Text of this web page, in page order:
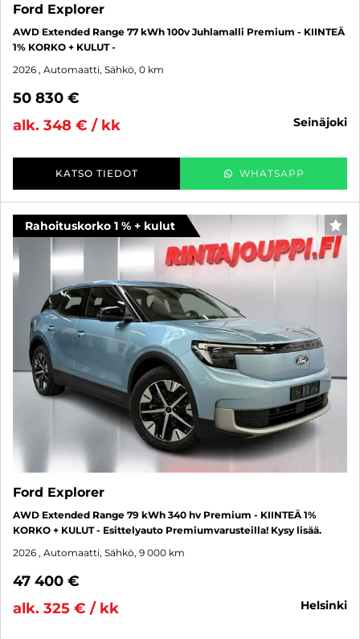
Ford Explorer
AWD Extended Range 77 kWh 100v Juhlamalli Premium - KIINTEÄ
1% KORKO + KULUT -
2026 , Automaatti, Sähkö, 0 km
50 830 €
alk. 348 € / kk
seinäjoki
KATSO TIEDOT WHATSAPP
Rahoituskorko 1 % + kulut
Ford Explorer
AWD Extended Range 79 kWh 340 hv Premium - KIINTEÄ 1%
KORKO + KULUT - Esittelyauto Premiumvarusteilla! Kysy lisää.
2026 , Automaatti, Sähkö, 9 000 km
47 400 €
alk. 325 € / kk
helsinki